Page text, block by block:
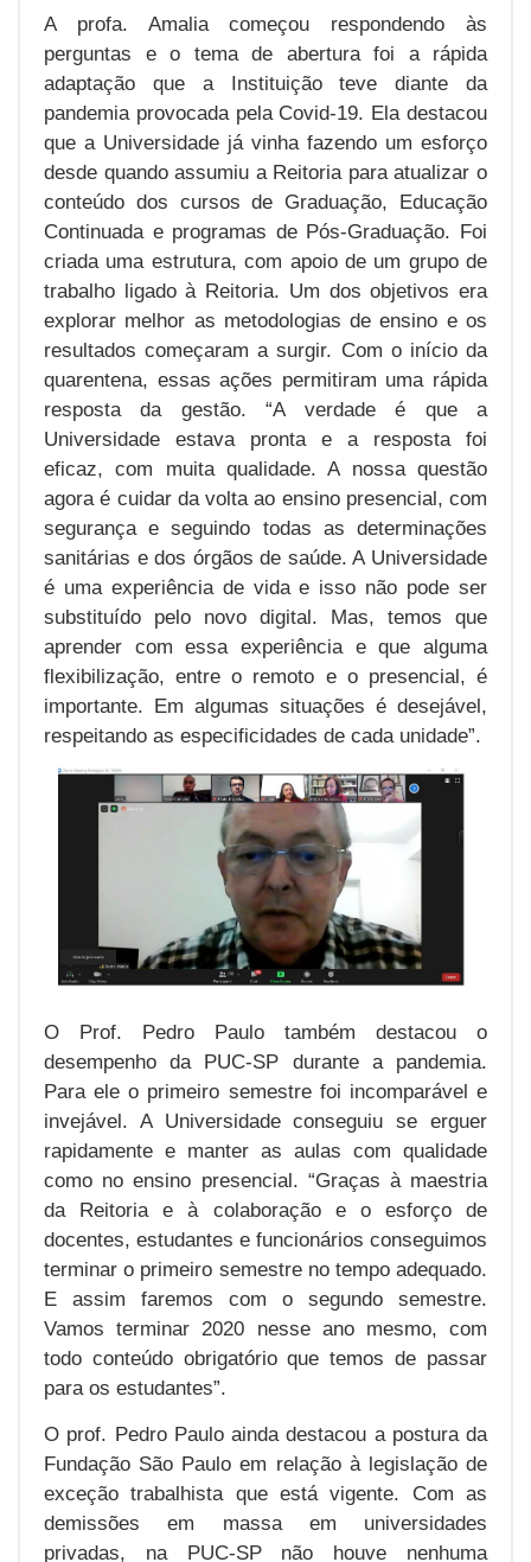
A profa. Amalia começou respondendo às
perguntas e o tema de abertura foi a rápida
adaptação que a Instituição teve diante da
pandemia provocada pela Covid-19. Ela destacou
que a Universidade já vinha fazendo um esforço
desde quando assumiu a Reitoria para atualizar o
conteúdo dos cursos de Graduação, Educação
Continuada e programas de Pós-Graduação. Foi
criada uma estrutura, com apoio de um grupo de
trabalho ligado à Reitoria. Um dos objetivos era
explorar melhor as metodologias de ensino e os
resultados começaram a surgir. Com o início da
quarentena, essas ações permitiram uma rápida
resposta da gestão. “A verdade é que a
Universidade estava pronta e a resposta foi
eficaz, com muita qualidade. A nossa questão
agora é cuidar da volta ao ensino presencial, com
segurança e seguindo todas as determinações
sanitárias e dos órgãos de saúde. A Universidade
é uma experiência de vida e isso não pode ser
substituído pelo novo digital. Mas, temos que
aprender com essa experiência e que alguma
flexibilização, entre o remoto e o presencial, é
importante. Em algumas situações é desejável,
respeitando as especificidades de cada unidade”.
O Prof. Pedro Paulo também destacou o
desempenho da PUC-SP durante a pandemia.
Para ele o primeiro semestre foi incomparável e
invejável. A Universidade conseguiu se erguer
rapidamente e manter as aulas com qualidade
como no ensino presencial. “Graças à maestria
da Reitoria e à colaboração e o esforço de
docentes, estudantes e funcionários conseguimos
terminar o primeiro semestre no tempo adequado.
E assim faremos com o segundo semestre.
Vamos terminar 2020 nesse ano mesmo, com
todo conteúdo obrigatório que temos de passar
para os estudantes”.
O prof. Pedro Paulo ainda destacou a postura da
Fundação São Paulo em relação à legislação de
exceção trabalhista que está vigente. Com as
demissões em massa em universidades
privadas, na PUC-SP não houve nenhuma